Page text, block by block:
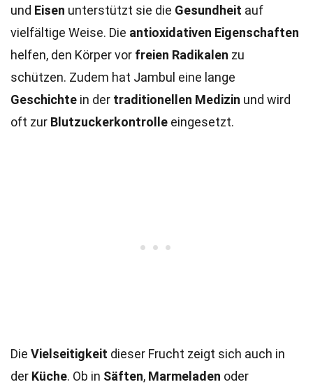
und Eisen unterstützt sie die Gesundheit auf
vielfältige Weise. Die antioxidativen Eigenschaften
helfen, den Körper vor freien Radikalen zu
schützen. Zudem hat Jambul eine lange
Geschichte in der traditionellen Medizin und wird
oft zur Blutzuckerkontrolle eingesetzt.
Die Vielseitigkeit dieser Frucht zeigt sich auch in
der Küche. Ob in Säften, Marmeladen oder